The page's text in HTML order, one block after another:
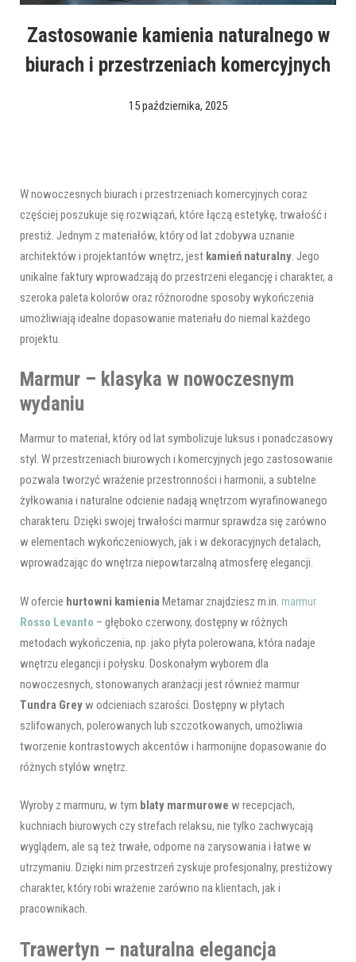
Zastosowanie kamienia naturalnego w
biurach i przestrzeniach komercyjnych
15 października, 2025
W nowoczesnych biurach i przestrzeniach komercyjnych coraz
częściej poszukuje się rozwiązań, które łączą estetykę, trwałość i
prestiż. Jednym z materiałów, który od lat zdobywa uznanie
architektów i projektantów wnętrz, jest kamień naturalny. Jego
unikalne faktury wprowadzają do przestrzeni elegancję i charakter, a
szeroka paleta kolorów oraz różnorodne sposoby wykończenia
umożliwiają idealne dopasowanie materiału do niemal każdego
projektu.
Marmur – klasyka w nowoczesnym
wydaniu
Marmur to materiał, który od lat symbolizuje luksus i ponadczasowy
styl. W przestrzeniach biurowych i komercyjnych jego zastosowanie
pozwala tworzyć wrażenie przestronności i harmonii, a subtelne
żyłkowania i naturalne odcienie nadają wnętrzom wyrafinowanego
charakteru. Dzięki swojej trwałości marmur sprawdza się zarówno
w elementach wykończeniowych, jak i w dekoracyjnych detalach,
wprowadzając do wnętrza niepowtarzalną atmosferę elegancji.
W ofercie hurtowni kamieniaMetamar znajdziesz m.in. marmur
Rosso Levanto – głęboko czerwony, dostępny w różnych
metodach wykończenia, np. jako płyta polerowana, która nadaje
wnętrzu elegancji i połysku. Doskonałym wyborem dla
nowoczesnych, stonowanych aranżacji jest również marmur
Tundra Greyw odcieniach szarości. Dostępny w płytach
szlifowanych, polerowanych lub szczotkowanych, umożliwia
tworzenie kontrastowych akcentów i harmonijne dopasowanie do
różnych stylów wnętrz.
Wyroby z marmuru, w tym blaty marmurowe w recepcjach,
kuchniach biurowych czy strefach relaksu, nie tylko zachwycają
wyglądem, ale są też trwałe, odporne na zarysowania i łatwe w
utrzymaniu. Dzięki nim przestrzeń zyskuje profesjonalny, prestiżowy
charakter, który robi wrażenie zarówno na klientach, jak i
pracownikach.
Trawertyn – naturalna elegancja